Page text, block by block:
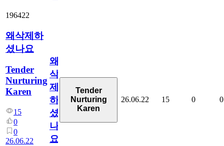
196422
왜삭제하
셨나요
Tender
Nurturing
Karen
15
0
0
26.06.22
왜
삭
제
하
셨
나
요
Tender
Nurturing
Karen
26.06.22 15 0 0